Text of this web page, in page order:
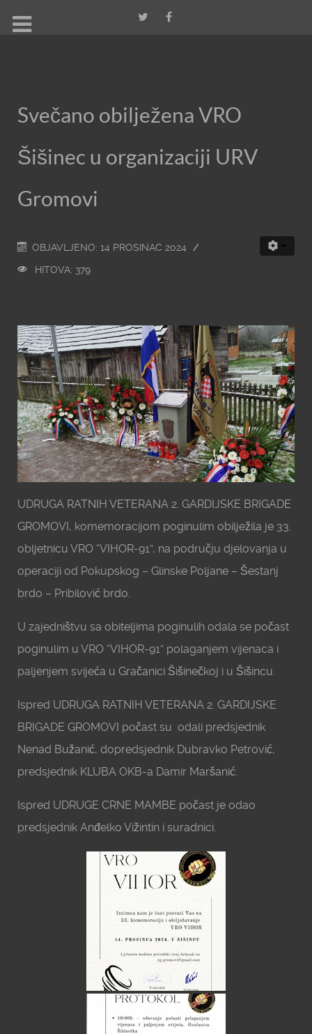
Svečano obilježena VRO
Šišinec u organizaciji URV
Gromovi
OBJAVLJENO: 14 PROSINAC 2024
HITOVA: 379
UDRUGA RATNIH VETERANA 2. GARDIJSKE BRIGADE
GROMOVI, komemoracijom poginulim obilježila je 33.
obljetnicu VRO “VIHOR-91”, na području djelovanja u
operaciji od Pokupskog – Glinske Poljane – Šestanj
brdo – Pribilović brdo.
U zajedništvu sa obiteljima poginulih odala se počast
poginulim u VRO “VIHOR-91” polaganjem vijenaca i
paljenjem svijeća u Gračanici Šišinečkoj i u Šišincu.
Ispred UDRUGA RATNIH VETERANA 2. GARDIJSKE
BRIGADE GROMOVI počast su odali predsjednik
Nenad Bužanić, dopredsjednik Dubravko Petrović,
predsjednik KLUBA OKB-a Damir Maršanić.
Ispred UDRUGE CRNE MAMBE počast je odao
predsjednik Anđelko Vižintin i suradnici.